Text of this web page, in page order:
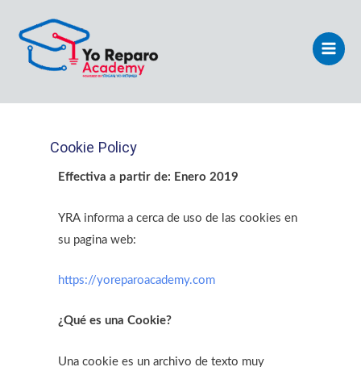
contenido
Menu
Cookie Policy
Effectiva a partir de: Enero 2019
YRA informa a cerca de uso de las cookies en
su pagina web:
https://yoreparoacademy.com
¿Qué es una Cookie?
Una cookie es un archivo de texto muy